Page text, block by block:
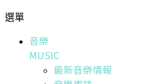
選單
音樂
MUSIC
最新音樂情報